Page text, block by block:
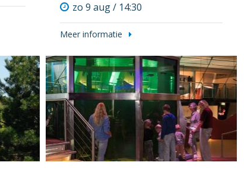
zo 9 aug / 14:30
Meer informatie